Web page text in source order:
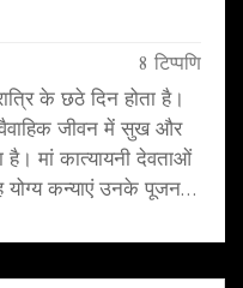
8 टिप्पणि
के छठे दिन होता है।
वैवाहिक जीवन में सुख और
है। मां कात्यायनी देवताओं
कन्याएं उनके पूजन से
किया जाता है।